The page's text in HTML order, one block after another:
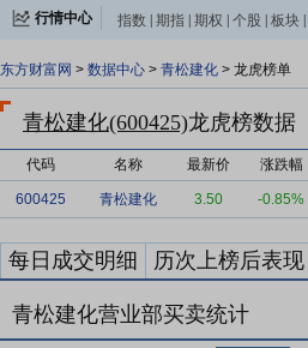
行情中心 指数 期指 期权 个股 板块
东方财富网 > 数据中心 > 青松建化 > 龙虎榜单
青松建化(600425)龙虎榜数据
代码 名称 最新价 涨跌幅
600425 青松建化 3.50 -0.85%
每日成交明细 历次上榜后表现
青松建化营业部买卖统计